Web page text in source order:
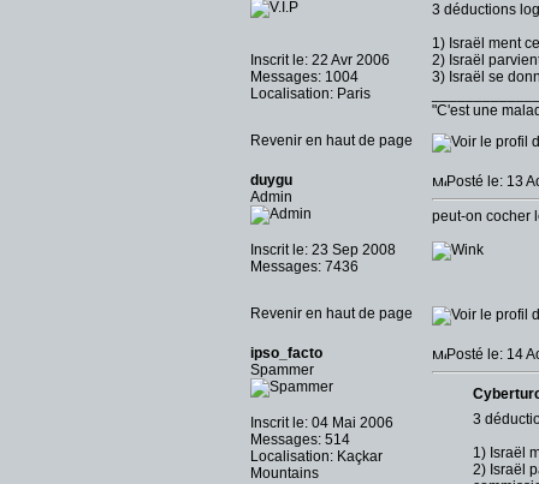
Inscrit le: 22 Avr 2006
Messages: 1004
Localisation: Paris
3 déductions
1) Israël ment
2) Israël
3) Israël se
"C'est une
Revenir en haut de page
duygu
Admin
Inscrit le: 23 Sep 2008
Messages: 7436
Posté le: 13
peut-on cocher
Revenir en haut de page
ipso_facto
Spammer
Inscrit le: 04 Mai 2006
Messages: 514
Localisation: Kaçkar
Mountains
Posté le: 14
3
1) Israël
2) Israël